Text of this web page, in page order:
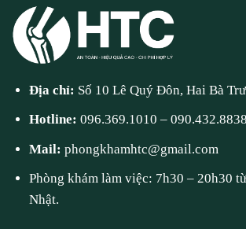
Địa chỉ: Số 10 Lê Quý Đôn, Hai Bà
Hotline:096.369.1010 –090.432.8838
Mail:phongkhamhtc@gmail.com
Phòng khám làm việc: 7h30 – 20h30
Nhật.